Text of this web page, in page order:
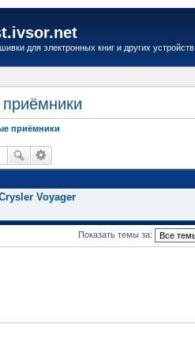
для электронных книг и других устройств
приёмники
Voyager
Показать темы за: